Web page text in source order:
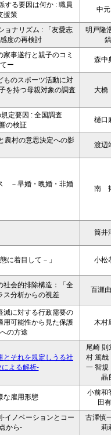
する要因は何か : 職員
援策
中
ョナリズム : 「友愛志
度の再検討
明戸隆
鎬
事遂行と親子のコミ
ー
森中
ものスポーツ活動に対
を持つ母親対象の調査
大
定要因 : 全国調査
の検証
樋口
農村の意思決定への影
渡辺
－早婚・晩婚・非婚
南
筒井
に着目して－」 小松
社会的排除構造：「全
ス分析からの視差
百瀬
減に対する行政需要の
用可能性から見た保護
の方途
木村
とそれを規定しうる社
よる解析-
尾崎 則
村 篤哉
一 智規
晶
な雇用形態
小前和
田
イノベーションとコー
から-
古澤慎
莉